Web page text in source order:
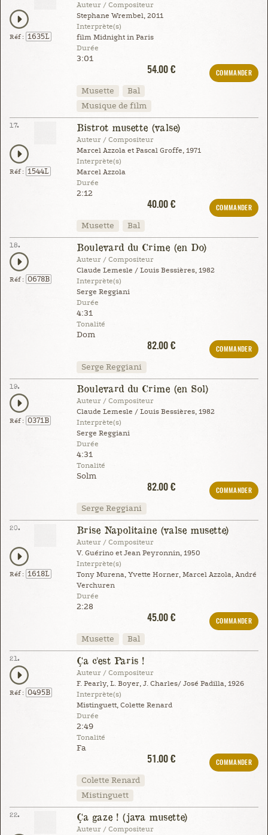
Réf : 1635L
Auteur / Compositeur
Stephane Wrembel, 2011
Interprète(s)
film Midnight in Paris
Durée
3:01
54.00 €
COMMANDER
Musette
Bal
Musique de film
17.
Réf : 1544L
Bistrot musette (valse)
Auteur / Compositeur
Marcel Azzola et Pascal Groffe, 1971
Interprète(s)
Marcel Azzola
Durée
2:12
40.00 €
COMMANDER
Musette Bal
18.
Réf : 0678B
Boulevard du Crime (en Do)
Auteur / Compositeur
Claude Lemesle / Louis Bessières, 1982
Interprète(s)
Serge Reggiani
Durée
4:31
Tonalité
Dom
82.00 €
COMMANDER
Serge Reggiani
19.
Réf : 0371B
Boulevard du Crime (en Sol)
Auteur / Compositeur
Claude Lemesle / Louis Bessières, 1982
Interprète(s)
Serge Reggiani
Durée
4:31
Tonalité
Solm
82.00 €
COMMANDER
Serge Reggiani
20.
Réf : 1618L
Brise Napolitaine (valse musette)
Auteur / Compositeur
V. Guérino et Jean Peyronnin, 1950
Interprète(s)
Tony Murena, Yvette Horner, Marcel Azzola, André
Verchuren
Durée
2:28
45.00 €
COMMANDER
Musette Bal
21.
Réf : 0495B
Ça c'est Paris !
Auteur / Compositeur
F. Pearly, L. Boyer, J. Charles/ José Padilla, 1926
Interprète(s)
Mistinguett, Colette Renard
Durée
2:49
Tonalité
Fa
51.00 €
COMMANDER
Colette Renard
Mistinguett
22. Ça gaze ! (java musette)
Auteur / Compositeur